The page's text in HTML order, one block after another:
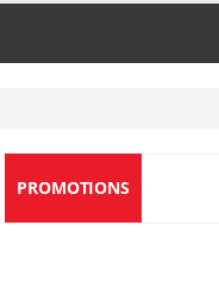
PROMOTIONS